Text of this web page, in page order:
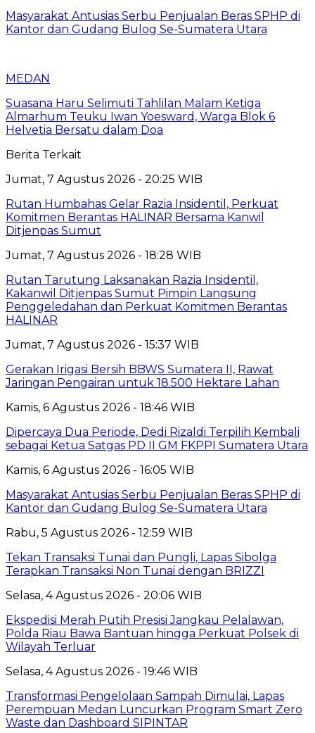
Masyarakat Antusias Serbu Penjualan Beras SPHP di
Kantor dan Gudang Bulog Se-Sumatera Utara
MEDAN
Suasana Haru Selimuti Tahlilan Malam Ketiga
Almarhum Teuku Iwan Yoesward, Warga Blok 6
Helvetia Bersatu dalam Doa
Berita Terkait
Jumat, 7 Agustus 2026 - 20:25 WIB
Rutan Humbahas Gelar Razia Insidentil, Perkuat
Komitmen Berantas HALINAR Bersama Kanwil
Ditjenpas Sumut
Jumat, 7 Agustus 2026 - 18:28 WIB
Rutan Tarutung Laksanakan Razia Insidentil,
Kakanwil Ditjenpas Sumut Pimpin Langsung
Penggeledahan dan Perkuat Komitmen Berantas
HALINAR
Jumat, 7 Agustus 2026 - 15:37 WIB
Gerakan Irigasi Bersih BBWS Sumatera II, Rawat
Jaringan Pengairan untuk 18.500 Hektare Lahan
Kamis, 6 Agustus 2026 - 18:46 WIB
Dipercaya Dua Periode, Dedi Rizaldi Terpilih Kembali
sebagai Ketua Satgas PD II GM FKPPI Sumatera Utara
Kamis, 6 Agustus 2026 - 16:05 WIB
Masyarakat Antusias Serbu Penjualan Beras SPHP di
Kantor dan Gudang Bulog Se-Sumatera Utara
Rabu, 5 Agustus 2026 - 12:59 WIB
Tekan Transaksi Tunai dan Pungli, Lapas Sibolga
Terapkan Transaksi Non Tunai dengan BRIZZI
Selasa, 4 Agustus 2026 - 20:06 WIB
Ekspedisi Merah Putih Presisi Jangkau Pelalawan,
Polda Riau Bawa Bantuan hingga Perkuat Polsek di
Wilayah Terluar
Selasa, 4 Agustus 2026 - 19:46 WIB
Transformasi Pengelolaan Sampah Dimulai, Lapas
Perempuan Medan Luncurkan Program Smart Zero
Waste dan Dashboard SIPINTAR